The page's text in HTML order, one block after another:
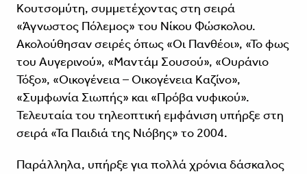
Κουτσομύτη, συμμετέχοντας στη σειρά
«Άγνωστος Πόλεμος» του Νίκου Φώσκολου.
Ακολούθησαν σειρές όπως «Οι Πανθέοι», «Το φως
του Αυγερινού», «Μαντάμ Σουσού», «Ουράνιο
Τόξο», «Οικογένεια – Οικογένεια Καζίνο»,
«Συμφωνία Σιωπής» και «Πρόβα νυφικού».
Τελευταία του τηλεοπτική εμφάνιση υπήρξε στη
σειρά «Τα Παιδιά της Νιόβης» το 2004.
Παράλληλα, υπήρξε για πολλά χρόνια δάσκαλος